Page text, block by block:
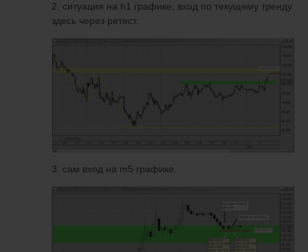
2. ситуация на h1 графике, вход по текущему тренду
здесь через ретест.
3. сам вход на m5 графике.